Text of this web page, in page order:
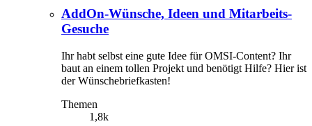
AddOn-Wünsche, Ideen und Mitarbeits-
Gesuche
Ihr habt selbst eine gute Idee für OMSI-Content? Ihr
baut an einem tollen Projekt und benötigt Hilfe? Hier ist
der Wünschebriefkasten!
Themen
1,8k